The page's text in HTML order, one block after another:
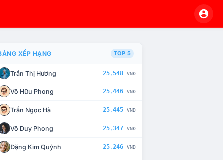
CHẾ TÀI XỬ LÝ VI PHẠM
XẾP HẠNG TOP 5
Trần Thị Hương 25,548 VNĐ
Võ Hữu Phong 25,446 VNĐ
Trần Ngọc Hà 25,445 VNĐ
Võ Duy Phong 25,347 VNĐ
Đặng Kim Quỳnh 25,246 VNĐ